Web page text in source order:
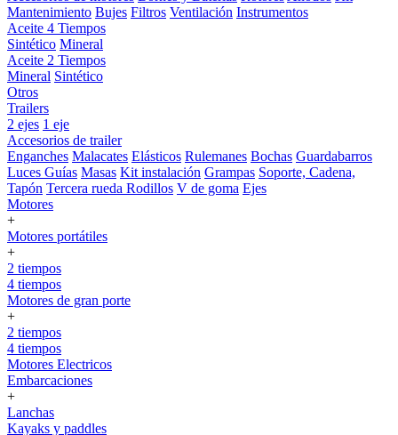
Mantenimiento Bujes Filtros Ventilación Instrumentos
Aceite 4 Tiempos
Sintético Mineral
Aceite 2 Tiempos
Mineral Sintético
Otros
Trailers
2 ejes 1 eje
Accesorios de trailer
Enganches Malacates Elásticos Rulemanes Bochas Guardabarros
Luces Guías Masas Kit instalación Grampas Soporte, Cadena,
Tapón Tercera rueda Rodillos V de goma Ejes
Motores
+
Motores portátiles
+
2 tiempos
4 tiempos
Motores de gran porte
+
2 tiempos
4 tiempos
Motores Electricos
Embarcaciones
+
Lanchas
Kayaks y paddles